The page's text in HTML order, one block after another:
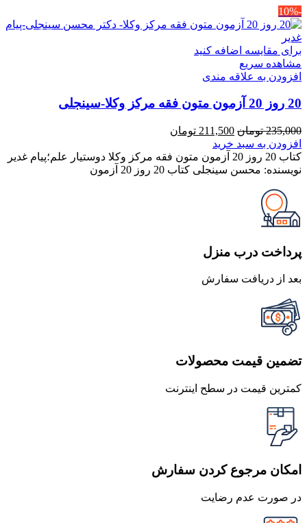
-10%
برای مقایسه اضافه کنید
مشاهده سریع
افزودن به علاقه مندی
20 روز 20 آزمون متون فقه مرکز وکلا-سینجلی
235,000 تومان قیمت
اصلی
235,000 تومان
بود.
211,500 تومان
211,500 تومان
است.
افزودن به سبد خرید
کتاب 20 روز 20 آزمون متون فقه مرکز وکلا دوستیار علم؛پیام غدیر
نویسنده: محسن سینجلی کتاب 20 روز 20 آزمون
پرداخت درب منزل
بعد از دریافت سفارش
تضمین قیمت محصولات
کمترین قیمت در سطح اینترنت
امکان مرجوع کردن سفارش
در صورت عدم رضایت